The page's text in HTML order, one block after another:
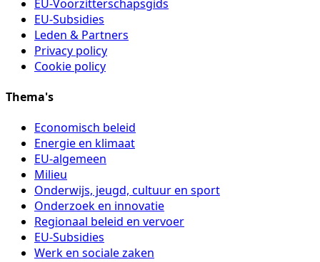
EU-Voorzitterschapsgids
EU-Subsidies
Leden & Partners
Privacy policy
Cookie policy
Thema's
Economisch beleid
Energie en klimaat
EU-algemeen
Milieu
Onderwijs, jeugd, cultuur en sport
Onderzoek en innovatie
Regionaal beleid en vervoer
EU-Subsidies
Werk en sociale zaken